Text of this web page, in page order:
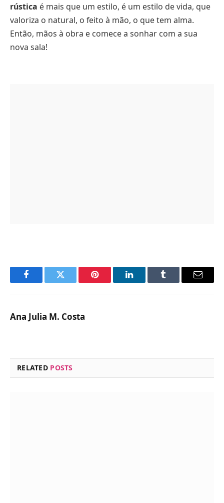
rústica é mais que um estilo, é um estilo de vida, que
valoriza o natural, o feito à mão, o que tem alma.
Então, mãos à obra e comece a sonhar com a sua
nova sala!
FacebookTwitter Pinterest LinkedInTumblr Email
Ana Julia M. Costa
RELATED POSTS